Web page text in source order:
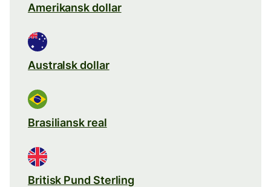
Amerikansk dollar
Australsk dollar
Brasiliansk real
Britisk Pund Sterling